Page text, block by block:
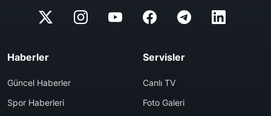
Haberler
Güncel Haberler
Spor Haberleri
Servisler
Canlı TV
Foto Galeri